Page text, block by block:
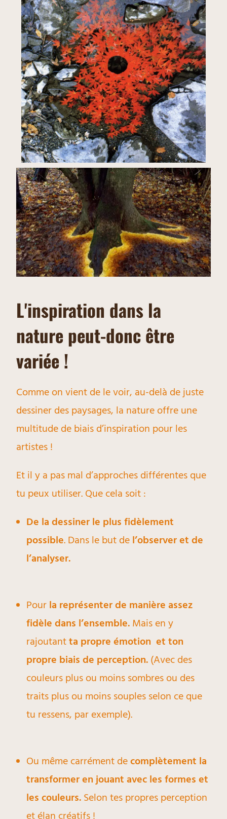
L'inspiration dans la
nature peut-donc être
variée !
Comme on vient de le voir, au-delà de juste
dessiner des paysages, la nature offre une
multitude de biais d’inspiration pour les
artistes !
Et il y a pas mal d’approches différentes que
tu peux utiliser. Que cela soit :
De la dessiner le plus fidèlement
possible. Dans le but de l’observer et de
l’analyser.
Pour la représenter de manière assez
fidèle dans l’ensemble. Mais en y
rajoutantta propre émotion et ton
propre biais de perception. (Avec des
couleurs plus ou moins sombres ou des
traits plus ou moins souples selon ce que
tu ressens, par exemple).
Ou même carrément decomplètement la
transformer en jouant avec les formes et
les couleurs. Selon tes propres perception
et élan créatifs !